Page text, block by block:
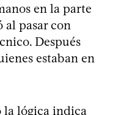
en la parte
al pasar con
Después
estaban en
la lógica indica